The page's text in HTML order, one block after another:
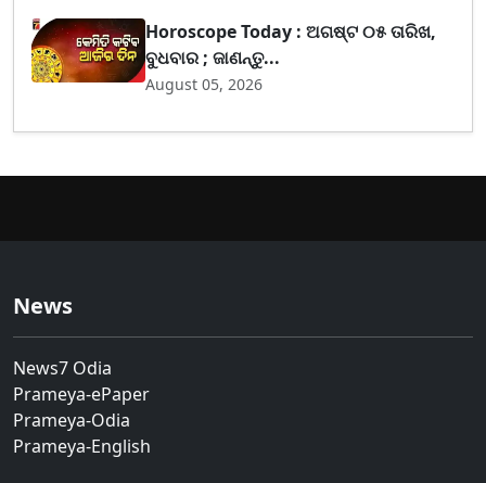
Horoscope Today : ଅଗଷ୍ଟ ୦୫ ତାରିଖ,
ବୁଧବାର ; ଜାଣନ୍ତୁ...
August 05, 2026
News
News7 Odia
Prameya-ePaper
Prameya-Odia
Prameya-English